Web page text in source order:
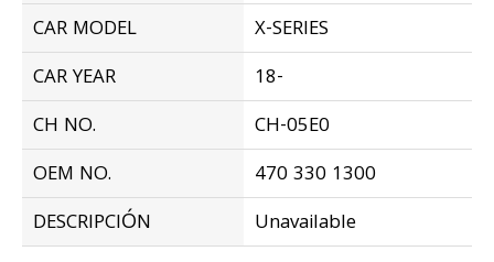
CAR MODEL
X-SERIES
CAR YEAR
18-
CH NO.
CH-05E0
OEM NO.
470 330 1300
DESCRIPCIÓN
Unavailable